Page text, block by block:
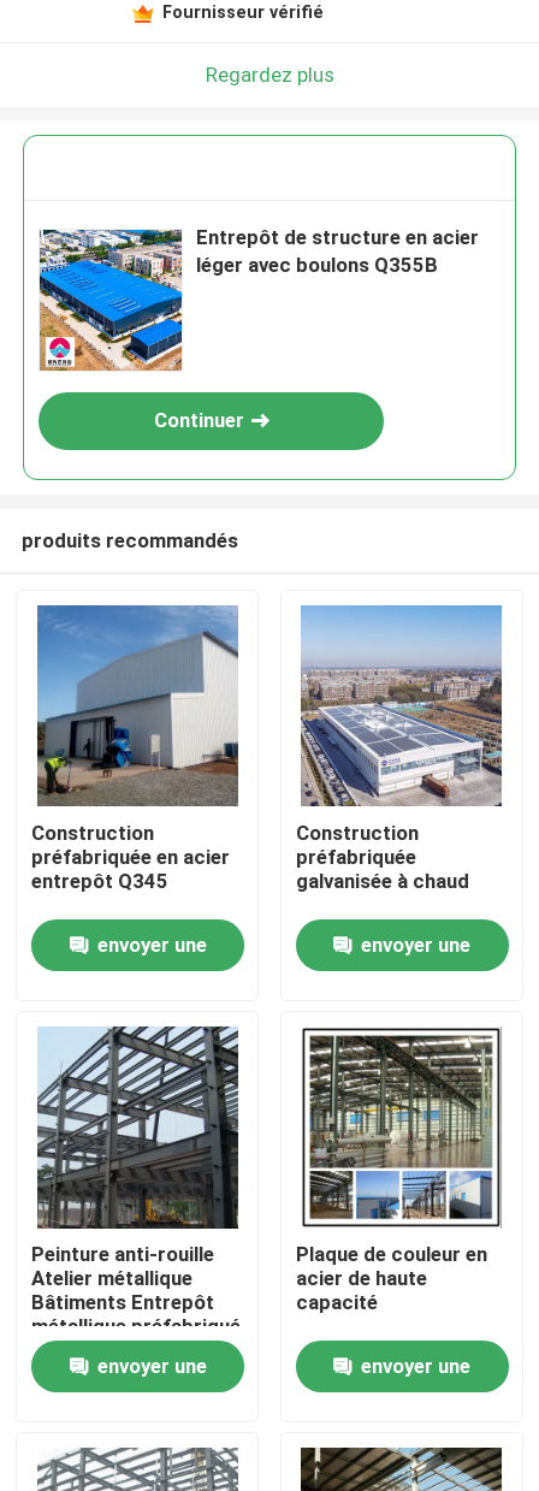
À la maison
Produits
À propos de nous
Visite de l'usine
Contrôle de la qualité
Nous contacter
Nouvelles
Les affaires
Entrepôt de structures en acier
Fournisseur vérifié
Regardez plus
Entrepôt de structure en acier
léger avec boulons Q355B
Continuer
produits recommandés
Construction
préfabriquée en acier
entrepôt Q345
envoyer une
Construction
préfabriquée
galvanisée à chaud
envoyer une
Peinture anti-rouille
Atelier métallique
Bâtiments Entrepôt
métallique préfabriqué
ODM
envoyer une
Plaque de couleur en
acier de haute
capacité
envoyer une